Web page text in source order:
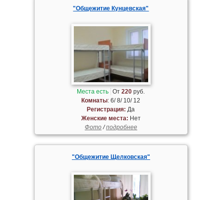
"Общежитие Кунцевская"
Места есть От220 руб.
Комнаты: 6/ 8/ 10/ 12
Регистрация: Да
Женские места: Нет
Фото/подробнее
"Общежитие Щелковская"